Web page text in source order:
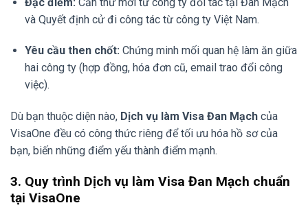
và Quyết định cử đi công tác từ công ty Việt Nam.
Yêu cầu then chốt: Chứng minh mối quan hệ làm ăn giữa
hai công ty (hợp đồng, hóa đơn cũ, email trao đổi công
việc).
Dù bạn thuộc diện nào, Dịch vụ làm Visa Đan Mạch của
VisaOne đều có công thức riêng để tối ưu hóa hồ sơ của
bạn, biến những điểm yếu thành điểm mạnh.
3. Quy trình Dịch vụ làm Visa Đan Mạch chuẩn
tại VisaOne